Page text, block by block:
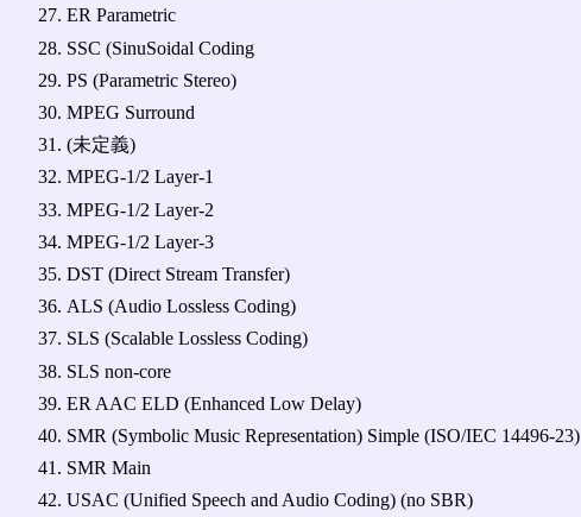
ER Parametric
SSC (SinuSoidal Coding
PS (Parametric Stereo)
MPEG Surround
(未定義)
MPEG-1/2 Layer-1
MPEG-1/2 Layer-2
MPEG-1/2 Layer-3
DST (Direct Stream Transfer)
ALS (Audio Lossless Coding)
SLS (Scalable Lossless Coding)
SLS non-core
ER AAC ELD (Enhanced Low Delay)
SMR (Symbolic Music Representation) Simple (ISO/IEC 14496-23)
SMR Main
USAC (Unified Speech and Audio Coding) (no SBR)